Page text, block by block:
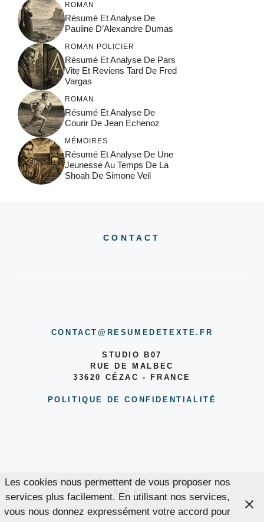
ROMAN
Résumé Et Analyse De
Pauline D’Alexandre Dumas
ROMAN POLICIER
Résumé Et Analyse De Pars
Vite Et Reviens Tard De Fred
Vargas
ROMAN
Résumé Et Analyse De
Courir De Jean Echenoz
MÉMOIRES
Résumé Et Analyse De Une
Jeunesse Au Temps De La
Shoah De Simone Veil
CONTACT
CONTACT@RESUMEDETEXTE.FR
STUDIO B07
RUE DE MALBEC
33620 CÉZAC - FRANCE
POLITIQUE DE CONFIDENTIALITÉ
© 2026 STUDIO B07 - SIREN 853
980 571
Les cookies nous permettent de vous proposer nos
services plus facilement. En utilisant nos services,
vous nous donnez expressément votre accord pour